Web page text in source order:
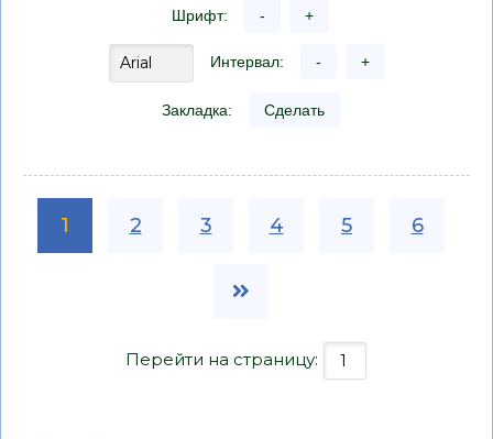
Шрифт: - +
Интервал: - +
Закладка: Сделать
1 2 3 4 5 6
Перейти на страницу: